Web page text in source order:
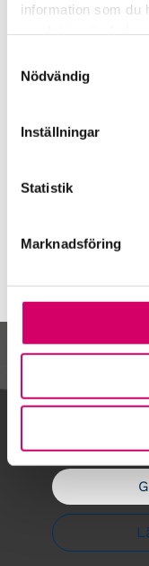
information som du
Nödvändig
Inställningar
Statistik
Marknadsföring
Srf
Framtidsutsikter i